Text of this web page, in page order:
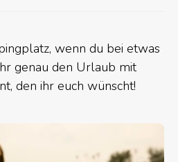
wenn du bei etwas
genau den Urlaub mit
den ihr euch wünscht!